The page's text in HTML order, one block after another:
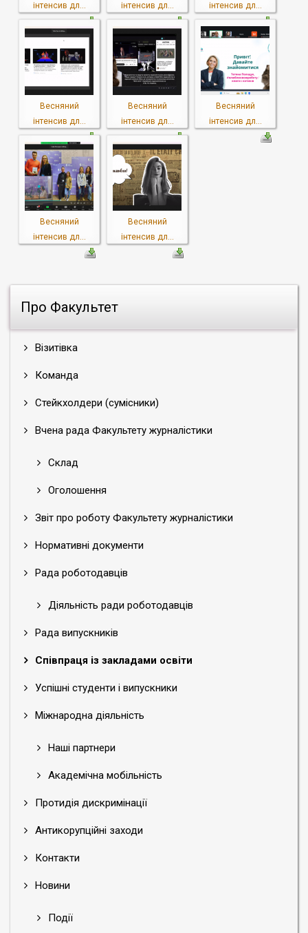
Про Факультет
Візитівка
Команда
Стейкхолдери (сумісники)
Вчена рада Факультету журналістики
Склад
Оголошення
Звіт про роботу Факультету журналістики
Нормативні документи
Рада роботодавців
Діяльність ради роботодавців
Рада випускників
Співпраця із закладами освіти
Успішні студенти і випускники
Міжнародна діяльність
Наші партнери
Академічна мобільність
Протидія дискримінації
Антикорупційні заходи
Контакти
Новини
Події
інтенсив дл...
інтенсив дл...
інтенсив дл...
Весняний
інтенсив дл...
Весняний
інтенсив дл...
Весняний
інтенсив дл...
Весняний
інтенсив дл...
Весняний
інтенсив дл...